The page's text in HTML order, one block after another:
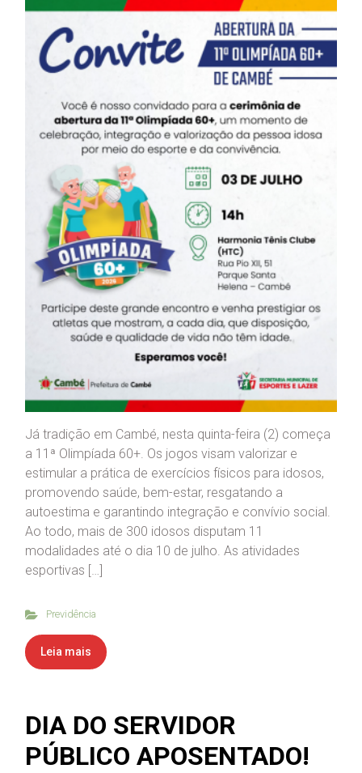
Já tradição em Cambé, nesta quinta-feira (2) começa
a 11ª Olimpíada 60+. Os jogos visam valorizar e
estimular a prática de exercícios físicos para idosos,
promovendo saúde, bem-estar, resgatando a
autoestima e garantindo integração e convívio social.
Ao todo, mais de 300 idosos disputam 11
modalidades até o dia 10 de julho. As atividades
esportivas […]
Previdência
Leia mais
DIA DO SERVIDOR
PÚBLICO APOSENTADO!